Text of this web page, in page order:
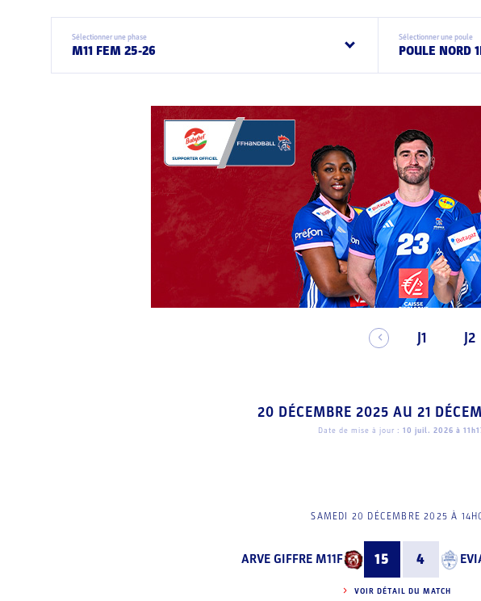
Sélectionner une phase
M11 FEM 25-26
Sélectionner une poule
POULE NORD
J1 J2
20 DÉCEMBRE 2025 AU 21
Date de mise à jour : 10 juil. 2026 à
SAMEDI 20 DÉCEMBRE 2025 À
ARVE GIFFRE M11F 15 4
VOIR DÉTAIL DU MATCH